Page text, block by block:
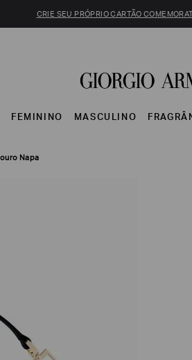
CRIE SEU PRÓPRIO CARTÃO
FEMININO MASCULINO
Napa